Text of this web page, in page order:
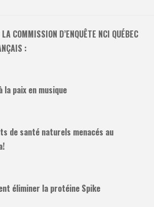
COMMISSION D’ENQUÊTE NCI QUÉBEC
:
la paix en musique
de santé naturels menacés au
éliminer la protéine Spike